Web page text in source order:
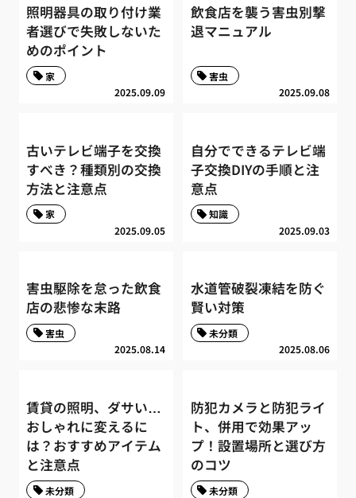
照明器具の取り付け業
者選びで失敗しないた
めのポイント
2025.09.09
家
飲食店を襲う害虫別撃
退マニュアル
2025.09.08
害虫
古いテレビ端子を交換
すべき？種類別の交換
方法と注意点
2025.09.05
家
自分でできるテレビ端
子交換DIYの手順と注
意点
2025.09.03
知識
害虫駆除を怠った飲食
店の悲惨な末路
2025.08.14
害虫
水道管破裂凍結を防ぐ
賢い対策
2025.08.06
未分類
賃貸の照明、ダサい…
おしゃれに変えるに
は？おすすめアイテム
と注意点
未分類
防犯カメラと防犯ライ
ト、併用で効果アッ
プ！設置場所と選び方
のコツ
未分類